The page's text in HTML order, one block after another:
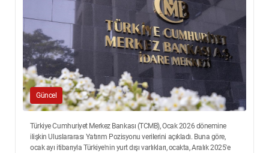
Güncel
Türkiye Cumhuriyet Merkez Bankası (TCMB), Ocak 2026 dönemine
ilişkin Uluslararası Yatırım Pozisyonu verilerini açıkladı. Buna göre,
ocak ayı itibarıyla Türkiye'nin yurt dışı varlıkları, ocakta, Aralık 2025'e